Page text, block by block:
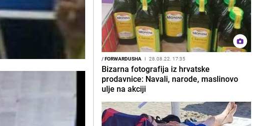
/FORWARDUSHA I 28.08.22. 17:35
Bizarna fotografija iz hrvatske
prodavnice: Navali, narode, maslinovo
ulje na akciji